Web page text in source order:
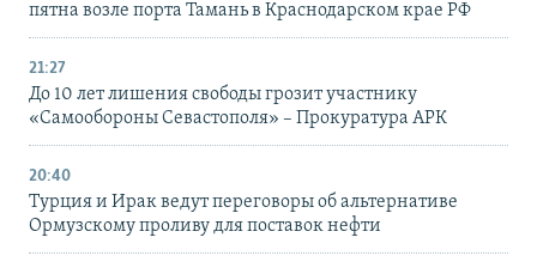
пятна возле порта Тамань в Краснодарском крае РФ
21:27
До 10 лет лишения свободы грозит участнику
«Самообороны Севастополя» – Прокуратура АРК
20:40
Турция и Ирак ведут переговоры об альтернативе
Ормузскому проливу для поставок нефти